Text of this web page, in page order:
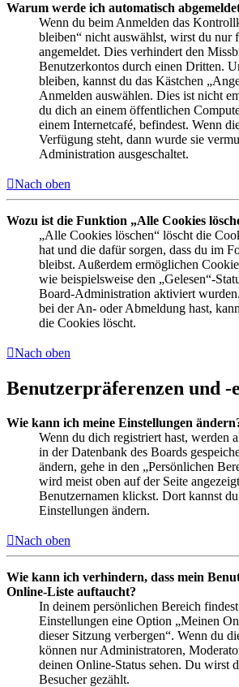
Warum werde ich automatisch
Wenn du beim Anmelden das
bleiben“ nicht auswählst, wirst du nur
angemeldet. Dies verhindert den
Benutzerkontos durch einen Dritten.
bleiben, kannst du das Kästchen
Anmelden auswählen. Dies ist nicht
du dich an einem öffentlichen
einem Internetcafé, befindest. Wenn
Verfügung steht, dann wurde sie
Administration ausgeschaltet.
Nach oben
Wozu ist die Funktion „Alle Cookies
„Alle Cookies löschen“ löscht die
hat und die dafür sorgen, dass du im
bleibst. Außerdem ermöglichen
wie beispielsweise den „Gelesen“-
Board-Administration aktiviert
bei der An- oder Abmeldung hast,
die Cookies löscht.
Nach oben
Benutzerpräferenzen und -
Wie kann ich meine Einstellungen
Wenn du dich registriert hast, werden
in der Datenbank des Boards
ändern, gehe in den „Persönlichen
wird meist oben auf der Seite
Benutzernamen klickst. Dort kannst
Einstellungen ändern.
Nach oben
Wie kann ich verhindern, dass mein
Online-Liste auftaucht?
In deinem persönlichen Bereich
Einstellungen eine Option „Meinen
dieser Sitzung verbergen“. Wenn du
können nur Administratoren,
deinen Online-Status sehen. Du wirst
Besucher gezählt.